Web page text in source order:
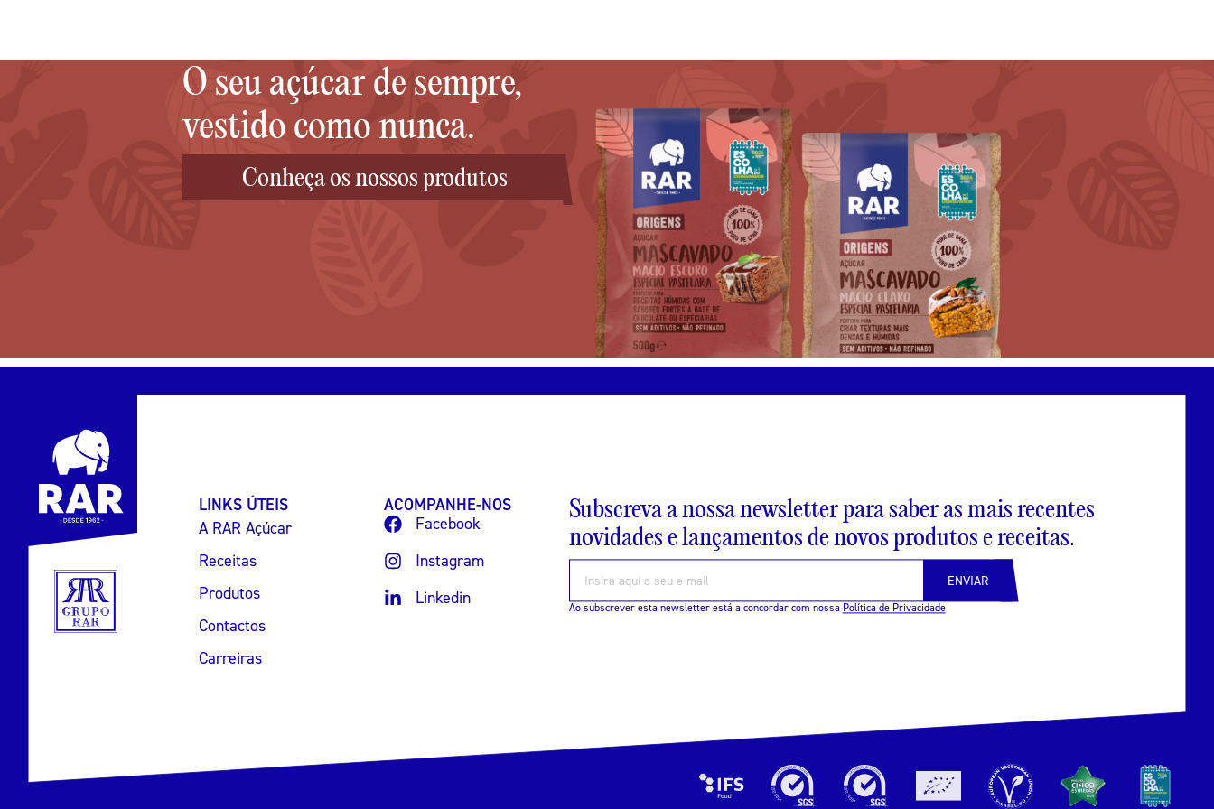
O seu açúcar de sempre,
vestido como nunca.
Conheça os nossos produtos
LINKS ÚTEIS
A RAR Açúcar
Receitas
Produtos
Contactos
Carreiras
ACOMPANHE-NOS
Facebook
Instagram
Linkedin
Subscreva a nossa newsletter para saber as mais recentes
novidades e lançamentos de novos produtos e receitas.
ENVIAR
Ao subscrever esta newsletter está a concordar com nossa Política de Privacidade